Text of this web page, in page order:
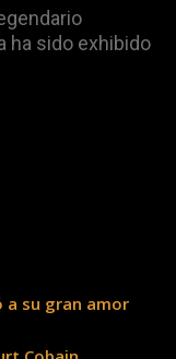
ha sido exhibido
a su gran amor